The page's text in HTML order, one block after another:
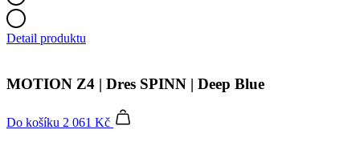
Detail produktu
MOTION Z4 | Dres SPINN | Deep Blue
Do košíku 2 061 Kč